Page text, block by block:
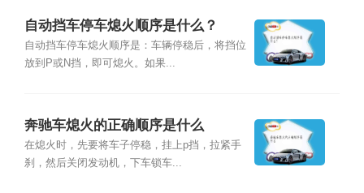
自动挡车停车熄火顺序是什么？
自动挡车停车熄火顺序是：车辆停稳后，将挡位
放到P或N挡，即可熄火。如果...
奔驰车熄火的正确顺序是什么
在熄火时，先要将车子停稳，挂上p挡，拉紧手
刹，然后关闭发动机，下车锁车...